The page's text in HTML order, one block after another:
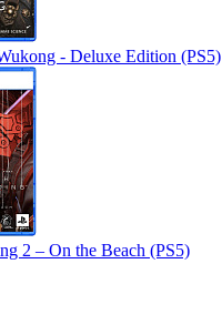
- Deluxe Edition (PS5)
2 – On the Beach (PS5)